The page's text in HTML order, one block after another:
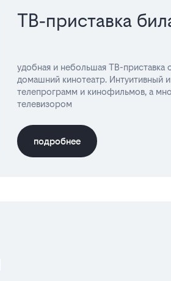
ТВ‑приставка
удобная и небольшая ТВ-
домашний кинотеатр. Интуитивный
телепрограмм и кинофильмов, а
телевизором
подробнее